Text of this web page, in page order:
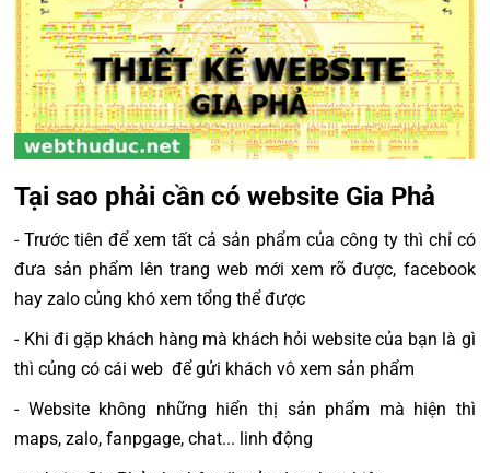
Tại sao phải cần có website Gia Phả
- Trước tiên để xem tất cả sản phẩm của công ty thì chỉ có
đưa sản phẩm lên trang web mới xem rõ được, facebook
hay zalo củng khó xem tổng thể được
- Khi đi gặp khách hàng mà khách hỏi website của bạn là gì
thì củng có cái web để gửi khách vô xem sản phẩm
- Website không những hiển thị sản phẩm mà hiện thì
maps, zalo, fanpgage, chat... linh động